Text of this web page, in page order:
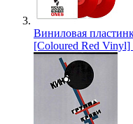
Виниловая
[Coloured Red Vinyl]